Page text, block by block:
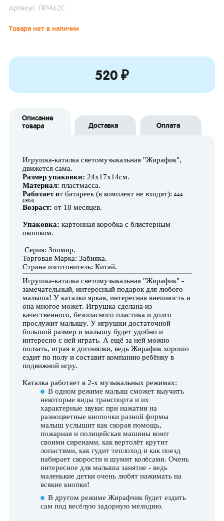
Артикул: ПР1462С
Товара нет в наличии
520 ₽
Описание
товара
Доставка Оплата
Игрушка-каталка светомузыкальная "Жирафик",
движется сама.
Размер упаковки: 24х17х14см.
Материал: пластмасса.
Работает от батареек (в комплект не входят): AAA
(LR03)
Возраст: от 18 месяцев.
Упаковка: картонная коробка с блистерным
окошком.
Серия: Зоомир.
Торговая Марка: Забияка.
Страна изготовитель: Китай.
Игрушка-каталка светомузыкальная "Жирафик" -
замечательный, интересный подарок для любого
малыша! У каталки яркая, интересная внешность и
она многое может. Игрушка сделана из
качественного, безопасного пластика и долго
прослужит малышу. У игрушки достаточной
большой размер и малышу будет удобно и
интересно с ней играть. А ещё за ней можно
ползать, играя в догонялки, ведь Жирафик хорошо
ездит по полу и составит компанию ребёнку в
подвижной игру.
Каталка работает в 2-х музыкальных режимах:
В одном режиме малыш сможет выучить
некоторые виды транспорта и их
характерные звуки: при нажатии на
разноцветные кнопочки разной формы
малыш услышит как скорая помощь,
пожарная и полицейская машины воют
своими сиренами, как вертолёт крутит
лопастями, как гудит теплоход и как поезд
набирает скорости и шумит колёсами. Очень
интересное для малыша занятие - ведь
маленькие детки очень любят нажимать на
всякие кнопки!
В другом режиме Жирафчик будет ездить
сам под весёлую задорную мелодию.